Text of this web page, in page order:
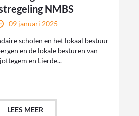
NMBS
09 januari 2025
scholen en het lokaal bestuur
en de lokale besturen van
en Lierde...
LEES MEER